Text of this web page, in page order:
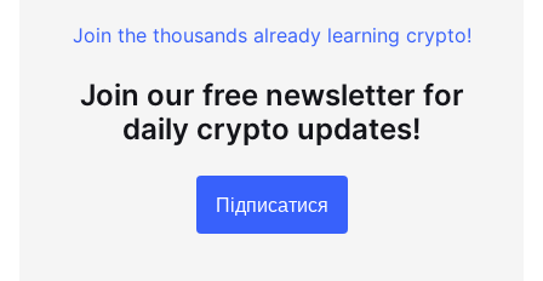
Join the thousands already learning crypto!
Join our free newsletter for
daily crypto updates!
Підписатися